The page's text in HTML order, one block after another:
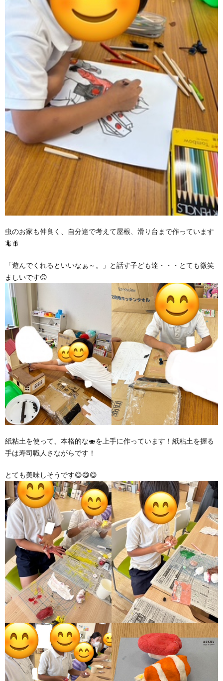
虫のお家も仲良く、自分達で考えて屋根、滑り台まで作っています
🦎🪰
「遊んでくれるといいなぁ～。」と話す子ども達・・・とても微笑
ましいです😊
紙粘土を使って、本格的な🍣を上手に作っています！紙粘土を握る
手は寿司職人さながらです！
とても美味しそうです😋😋😋